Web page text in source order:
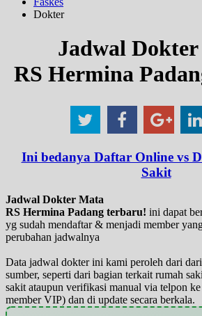
Dokter
Jadwal
RS Hermina
Ini bedanya Daftar Online vs
Sakit
Jadwal Dokter Mata
RS Hermina Padang terbaru! ini dapat
yg sudah mendaftar & menjadi member
perubahan jadwalnya
Data jadwal dokter ini kami peroleh dari
sumber, seperti dari bagian terkait rumah
sakit ataupun verifikasi manual via telpon
member VIP) dan di update secara berkala.